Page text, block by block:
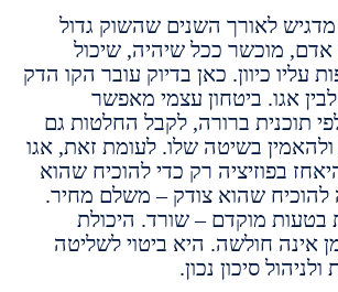
השנים שהשוק גדול
ככל שיהיה, שיכול
כאן בדיוק עובר הקו הדק
ביטחון עצמי מאפשר
ברורה, לקבל החלטות גם
בשיטה שלו. לעומת זאת, אגו
רק כדי להוכיח שהוא
שהוא צודק – משלם מחיר.
– שורד. היכולת
היא ביטוי לשליטה
נכון.